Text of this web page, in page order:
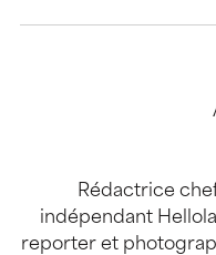
Rédactrice
indépendant
reporter et